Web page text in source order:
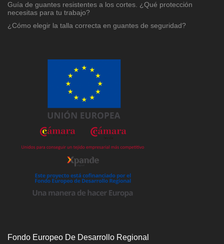
Guía de guantes resistentes a los cortes. ¿Qué protección
necesitas para tu trabajo?
¿Cómo elegir la talla correcta en guantes de seguridad?
Fondo Europeo De Desarrollo Regional